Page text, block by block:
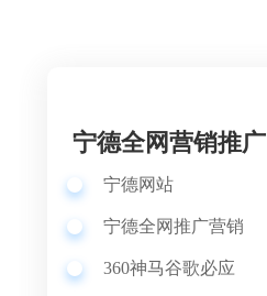
宁德全网营销推广
宁德网站
宁德全网推广营销
360神马谷歌必应